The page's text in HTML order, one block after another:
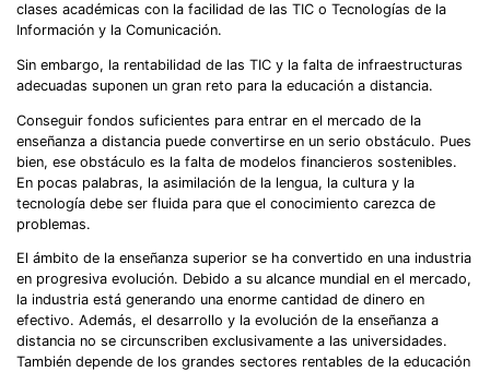
clases académicas con la facilidad de las TIC o Tecnologías de la
Información y la Comunicación.
Sin embargo, la rentabilidad de las TIC y la falta de infraestructuras
adecuadas suponen un gran reto para la educación a distancia.
Conseguir fondos suficientes para entrar en el mercado de la
enseñanza a distancia puede convertirse en un serio obstáculo. Pues
bien, ese obstáculo es la falta de modelos financieros sostenibles.
En pocas palabras, la asimilación de la lengua, la cultura y la
tecnología debe ser fluida para que el conocimiento carezca de
problemas.
El ámbito de la enseñanza superior se ha convertido en una industria
en progresiva evolución. Debido a su alcance mundial en el mercado,
la industria está generando una enorme cantidad de dinero en
efectivo. Además, el desarrollo y la evolución de la enseñanza a
distancia no se circunscriben exclusivamente a las universidades.
También depende de los grandes sectores rentables de la educación